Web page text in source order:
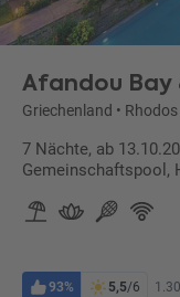
Afandou Bay
Griechenland • Rhodos
7 Nächte, ab
Gemeinschaftspool,
93% 5,5/6